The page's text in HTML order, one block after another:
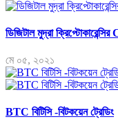
ডিজিটাল মুদ্রা
মে ০৫, ২০২১
BTC বিটিসি -বিটকয়েন ট্রেডিং